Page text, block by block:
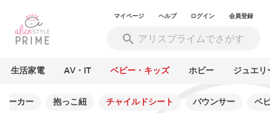
マイページ ヘルプ ログイン 会員登録
生活家電 AV・IT ベビー・キッズ ホビー ジュエリ
ーカー 抱っこ紐 チャイルドシート バウンサー ベ